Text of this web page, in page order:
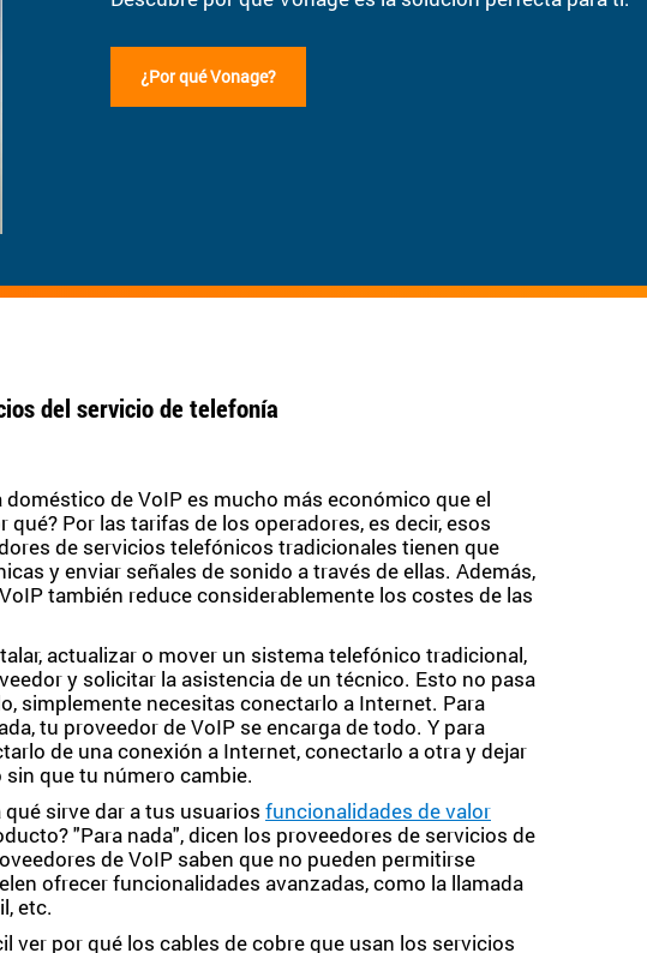
¿Por qué Vonage?
del servicio de telefonía
de VoIP es mucho más económico que el
Por las tarifas de los operadores, es decir, esos
de servicios telefónicos tradicionales tienen que
y enviar señales de sonido a través de ellas. Además,
también reduce considerablemente los costes de las
actualizar o mover un sistema telefónico tradicional,
y solicitar la asistencia de un técnico. Esto no pasa
simplemente necesitas conectarlo a Internet. Para
tu proveedor de VoIP se encarga de todo. Y para
de una conexión a Internet, conectarlo a otra y dejar
que tu número cambie.
qué sirve dar a tus usuarios funcionalidades de valor
"Para nada", dicen los proveedores de servicios de
de VoIP saben que no pueden permitirse
ofrecer funcionalidades avanzadas, como la llamada
etc.
ver por qué los cables de cobre que usan los servicios